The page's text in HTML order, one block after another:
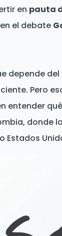
en pauta
el debate
depende
Pero
entender
donde
Estados